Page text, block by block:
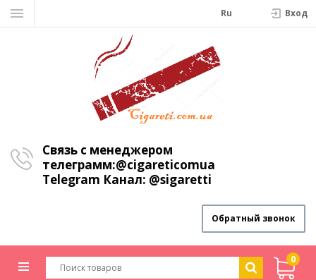
Ru Вход
Связь с менеджером
телеграмм:@cigareticomua
Telegram Канал: @sigaretti
Обратный звонок
0